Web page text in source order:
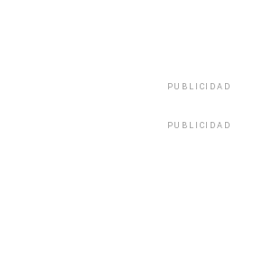
PUBLICIDAD
PUBLICIDAD